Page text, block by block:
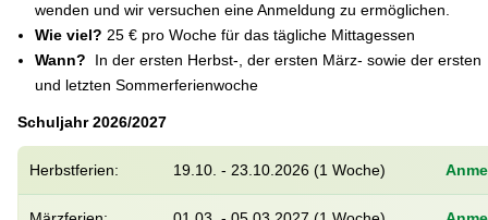
wenden und wir versuchen eine Anmeldung zu ermöglichen.
Wie viel? 25 € pro Woche für das tägliche Mittagessen
Wann? In der ersten Herbst-, der ersten März- sowie der ersten
und letzten Sommerferienwoche
Schuljahr 2026/2027
Herbstferien: 19.10. - 23.10.2026 (1 Woche)